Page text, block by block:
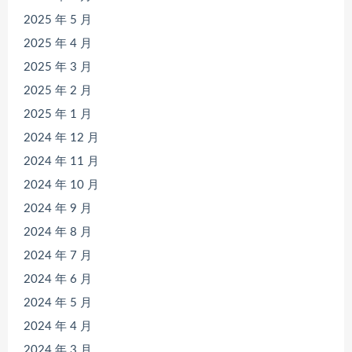
2025 年 5 月
2025 年 4 月
2025 年 3 月
2025 年 2 月
2025 年 1 月
2024 年 12 月
2024 年 11 月
2024 年 10 月
2024 年 9 月
2024 年 8 月
2024 年 7 月
2024 年 6 月
2024 年 5 月
2024 年 4 月